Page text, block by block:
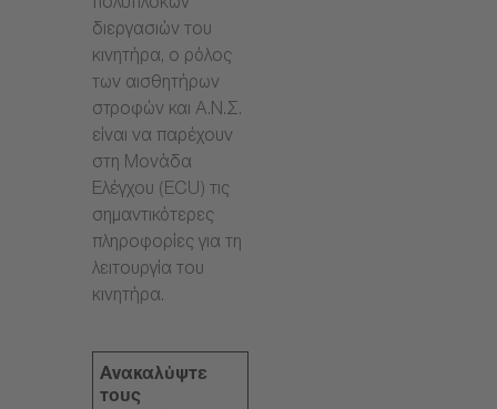
πολύπλοκων
διεργασιών του
κινητήρα, ο ρόλος
των αισθητήρων
στροφών και Α.Ν.Σ.
είναι να παρέχουν
στη Μονάδα
Ελέγχου (ECU) τις
σημαντικότερες
πληροφορίες για τη
λειτουργία του
κινητήρα.
Ανακαλύψτε
τους